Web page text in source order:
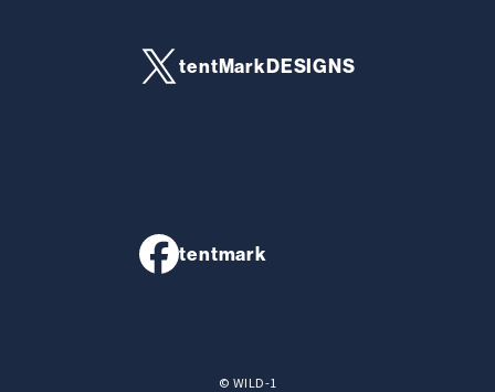
tentMarkDESIGNS
tentmark
© WILD-1